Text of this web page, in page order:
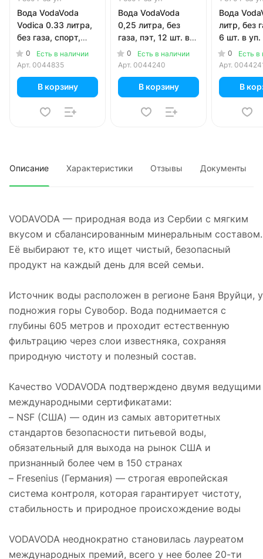
Вода VodaVoda
Vodica 0.33 литра,
без газа, спорт,
пэт, 12 шт. в уп.
0
Есть в наличии
Арт. 0044835
В корзину
Вода VodaVoda
0,25 литра, без
газа, пэт, 12 шт. в
уп.0
Есть в наличии
Арт. 0044240
В корзину
Вода
литр, без
6 шт. в уп.
0
Есть в
Арт.
В
Описание Характеристики Отзывы Документы
VODAVODA — природная вода из Сербии с мягким
вкусом и сбалансированным минеральным составом.
Её выбирают те, кто ищет чистый, безопасный
продукт на каждый день для всей семьи.
Источник воды расположен в регионе Баня Вруйци, у
подножия горы Сувобор. Вода поднимается с
глубины 605 метров и проходит естественную
фильтрацию через слои известняка, сохраняя
природную чистоту и полезный состав.
Качество VODAVODA подтверждено двумя ведущими
международными сертификатами:
– NSF (США) — один из самых авторитетных
стандартов безопасности питьевой воды,
обязательный для выхода на рынок США и
признанный более чем в 150 странах
– Fresenius (Германия) — строгая европейская
система контроля, которая гарантирует чистоту,
стабильность и природное происхождение воды
VODAVODA неоднократно становилась лауреатом
международных премий, всего у нее более 20-ти